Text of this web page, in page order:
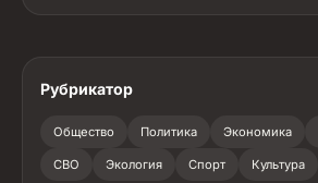
Рубрикатор
Общество Политика Экономика
СВО Экология Спорт Культура